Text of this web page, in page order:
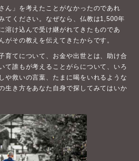
ん」を考えたことがなかったのであれ
てください。なぜなら、仏教は1,500年
溶け込んで受け継がれてきたものであ
がその教えを伝えてきたからです。
育てについて、お金や出世とは、助け合
て誰もが考えることがらについて、いろ
や救いの言葉、たまに喝をいれるような
生き方をあなた自身で探してみてはいか